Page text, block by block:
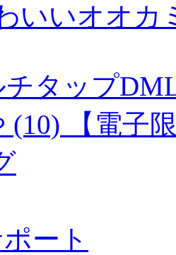
いいオオカ
チタップ
(10) 【電子
ート